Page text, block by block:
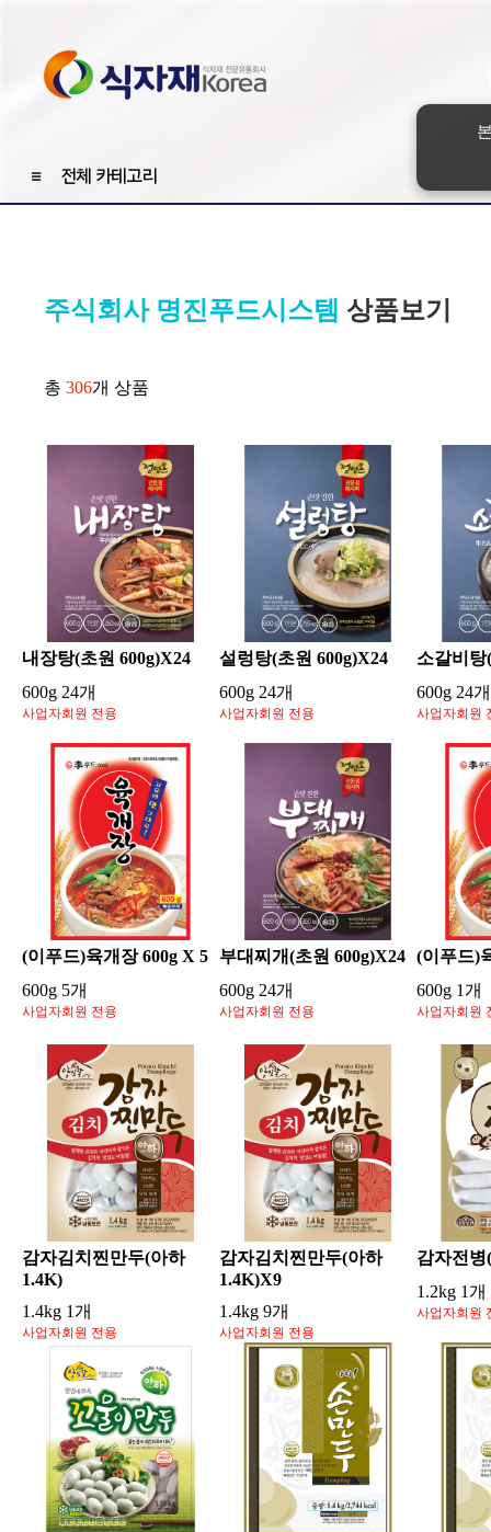
≡ 전체 카테고리
주식회사 명진푸드시스템 상품보기
총 306개 상품
내장탕(초원 600g)X24
600g 24개
사업자회원 전용
설렁탕(초원 600g)X24
600g 24개
사업자회원 전용
소갈비탕
600g 24개
사업자회원
(이푸드)육개장 600g X 5
600g 5개
사업자회원 전용
부대찌개(초원 600g)X24
600g 24개
사업자회원 전용
(이푸드)
600g 1개
사업자회원
감자김치찐만두(아하
1.4K)
1.4kg 1개
사업자회원 전용
감자김치찐만두(아하
1.4K)X9
1.4kg 9개
사업자회원 전용
감자전병
1.2kg 1개
사업자회원